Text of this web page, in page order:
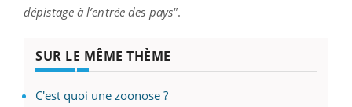
dépistage à l’entrée des pays".
SUR LE MÊME THÈME
C'est quoi une zoonose ?